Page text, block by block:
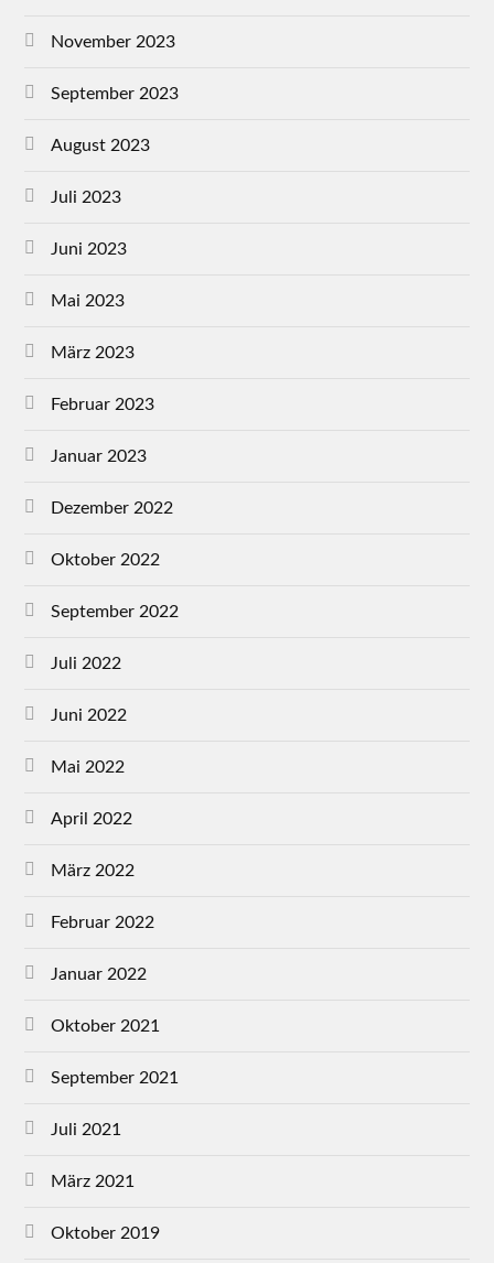
November 2023
September 2023
August 2023
Juli 2023
Juni 2023
Mai 2023
März 2023
Februar 2023
Januar 2023
Dezember 2022
Oktober 2022
September 2022
Juli 2022
Juni 2022
Mai 2022
April 2022
März 2022
Februar 2022
Januar 2022
Oktober 2021
September 2021
Juli 2021
März 2021
Oktober 2019